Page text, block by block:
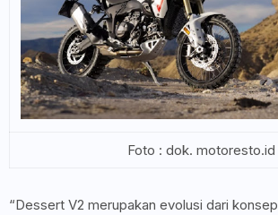
Foto : dok. motoresto.id
“Dessert V2 merupakan evolusi dari konsep